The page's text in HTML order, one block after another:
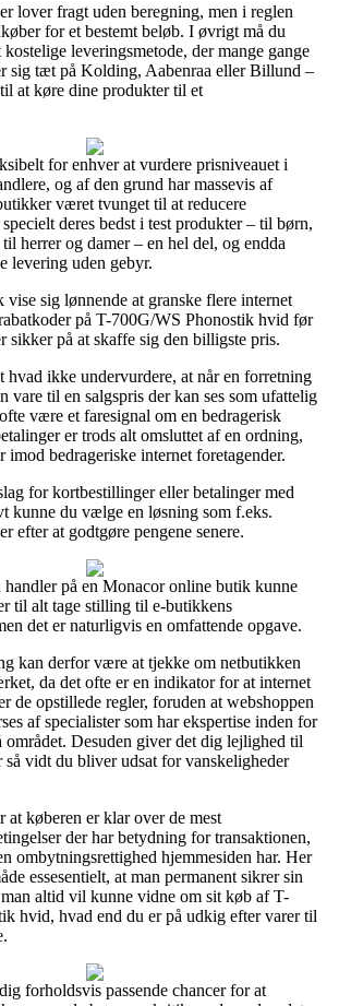
lover fragt uden beregning, men i reglen
for et bestemt beløb. I øvrigt må du
leveringsmetode, der mange gange
sig tæt på Kolding, Aabenraa eller Billund –
at køre dine produkter til et
for enhver at vurdere prisniveauet i
og af den grund har massevis af
været tvunget til at reducere
deres bedst i test produkter – til børn,
herrer og damer – en hel del, og endda
levering uden gebyr.
sig lønnende at granske flere internet
på T-700G/WS Phonostik hvid før
sikker på at skaffe sig den billigste pris.
hvad ikke undervurdere, at når en forretning
vare til en salgspris der kan ses som ufattelig
være et faresignal om en bedragerisk
er trods alt omsluttet af en ordning,
bedrageriske internet foretagender.
for kortbestillinger eller betalinger med
kunne du vælge en løsning som f.eks.
efter at godtgøre pengene senere.
på en Monacor online butik kunne
til alt tage stilling til e-butikkens
det er naturligvis en omfattende opgave.
kan derfor være at tjekke om netbutikken
da det ofte er en indikator for at internet
de opstillede regler, foruden at webshoppen
af specialister som har ekspertise inden for
området. Desuden giver det dig lejlighed til
vidt du bliver udsat for vanskeligheder
køberen er klar over de mest
der har betydning for transaktionen,
ombytningsrettighed hjemmesiden har. Her
essesentielt, at man permanent sikrer sin
altid vil kunne vidne om sit køb af T-
hvid, hvad end du er på udkig efter varer til
forholdsvis passende chancer for at